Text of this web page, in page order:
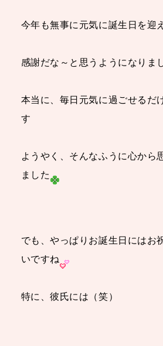
今年も無事に元気に誕生日を迎
感謝だな～と思うようになりま
本当に、毎日元気に過ごせるだ
す
ようやく、そんなふうに心から
ました
でも、やっぱりお誕生日にはお
いですね
特に、彼氏には（笑）